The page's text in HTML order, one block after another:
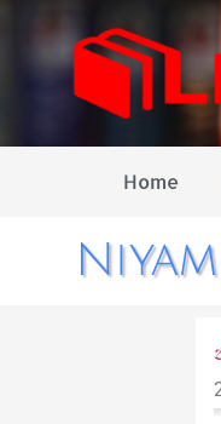
Home